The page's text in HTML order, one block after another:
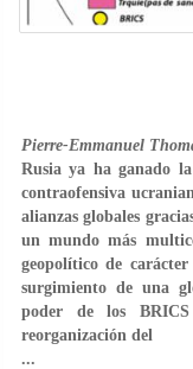
Pierre-Emmanuel
Rusia ya ha ganado
contraofensiva
alianzas globales
un mundo más
geopolítico de carácter
surgimiento de una
poder de los
reorganización del
...